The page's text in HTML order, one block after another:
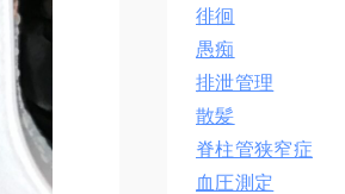
徘徊
愚痴
排泄管理
散髪
脊柱管狭窄症
血圧測定